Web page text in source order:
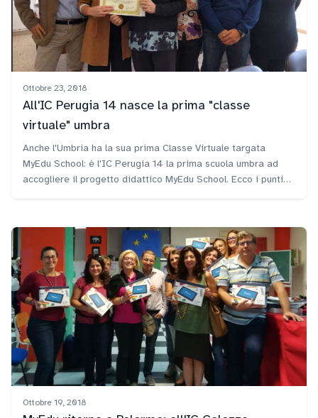
Ottobre 23, 2018
All'IC Perugia 14 nasce la prima "classe
virtuale" umbra
Anche l'Umbria ha la sua prima Classe Virtuale targata
MyEdu School: è l'IC Perugia 14 la prima scuola umbra ad
accogliere il progetto didattico MyEdu School. Ecco i punti
Rosalia Monaco del diploma di Scuola innovativa.
Ottobre 19, 2018